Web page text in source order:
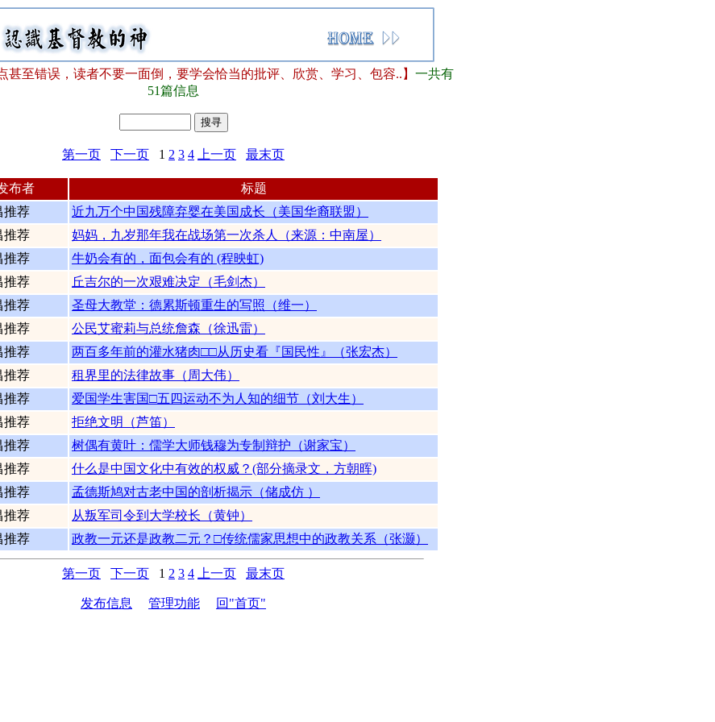
甚至错误，读者不要一面倒，要学会恰当的批评、欣赏、学习、包容..】 一共有
51篇信息
第一页 下一页 1 2 3 4 上一页 最末页
布者
标题
推荐
近九万个中国残障弃婴在美国成长（美国华裔联盟）
推荐
妈妈，九岁那年我在战场第一次杀人（来源：中南屋）
推荐
牛奶会有的，面包会有的 (程映虹)
推荐
丘吉尔的一次艰难决定（毛剑杰）
推荐
圣母大教堂：德累斯顿重生的写照（维一）
推荐
公民艾蜜莉与总统詹森（徐迅雷）
推荐
两百多年前的灌水猪肉□□从历史看『国民性』（张宏杰）
推荐
租界里的法律故事（周大伟）
推荐
爱国学生害国□五四运动不为人知的细节（刘大生）
推荐
拒绝文明（芦笛）
推荐
树偶有黄叶：儒学大师钱穆为专制辩护（谢家宝）
推荐
什么是中国文化中有效的权威？(部分摘录文，方朝晖)
推荐
孟德斯鸠对古老中国的剖析揭示（储成仿 ）
推荐
从叛军司令到大学校长（黄钟）
推荐 政教一元还是政教二元？□传统儒家思想中的政教关系（张灏）
第一页 下一页 1 2 3 4 上一页 最末页
发布信息 管理功能 回"首页"